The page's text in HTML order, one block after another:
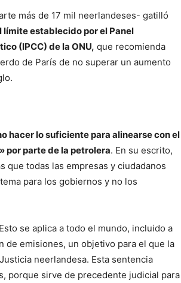
más de 17 mil neerlandeses- gatilló
límite establecido por el Panel
(IPCC) de la ONU, que recomienda
de París de no superar un aumento
hacer lo suficiente para alinearse con el
por parte de la petrolera. En su escrito,
que todas las empresas y ciudadanos
para los gobiernos y no los
se aplica a todo el mundo, incluido a
de emisiones, un objetivo para el que la
neerlandesa. Esta sentencia
porque sirve de precedente judicial para